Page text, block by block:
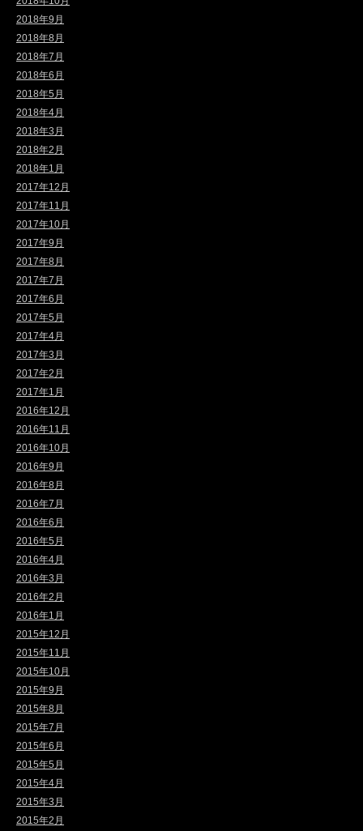
2018年9月
2018年8月
2018年7月
2018年6月
2018年5月
2018年4月
2018年3月
2018年2月
2018年1月
2017年12月
2017年11月
2017年10月
2017年9月
2017年8月
2017年7月
2017年6月
2017年5月
2017年4月
2017年3月
2017年2月
2017年1月
2016年12月
2016年11月
2016年10月
2016年9月
2016年8月
2016年7月
2016年6月
2016年5月
2016年4月
2016年3月
2016年2月
2016年1月
2015年12月
2015年11月
2015年10月
2015年9月
2015年8月
2015年7月
2015年6月
2015年5月
2015年4月
2015年3月
2015年2月